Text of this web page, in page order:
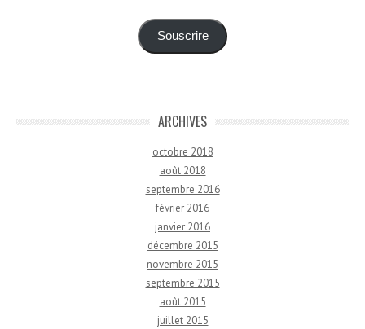
Souscrire
ARCHIVES
octobre 2018
août 2018
septembre 2016
février 2016
janvier 2016
décembre 2015
novembre 2015
septembre 2015
août 2015
juillet 2015